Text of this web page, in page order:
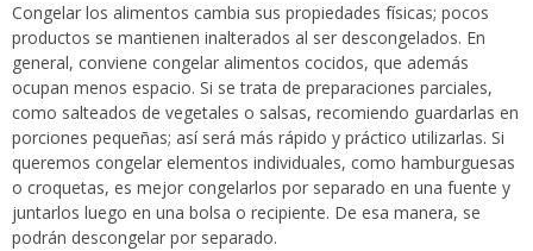
Congelar los alimentos cambia sus propiedades físicas; pocos
productos se mantienen inalterados al ser descongelados. En
general, conviene congelar alimentos cocidos, que además
ocupan menos espacio. Si se trata de preparaciones parciales,
como salteados de vegetales o salsas, recomiendo guardarlas en
porciones pequeñas; así será más rápido y práctico utilizarlas. Si
queremos congelar elementos individuales, como hamburguesas
o croquetas, es mejor congelarlos por separado en una fuente y
juntarlos luego en una bolsa o recipiente. De esa manera, se
podrán descongelar por separado.